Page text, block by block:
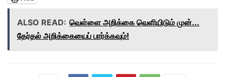
ALSO READ: வெள்ளை அறிக்கை வெளியிடும் முன்...
தேர்தல் அறிக்கையைப் பார்க்கவும்!